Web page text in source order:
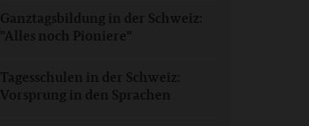
Ganztagsbildung in der Schweiz:
"Alles noch Pioniere"
Tagesschulen in der Schweiz:
Vorsprung in den Sprachen